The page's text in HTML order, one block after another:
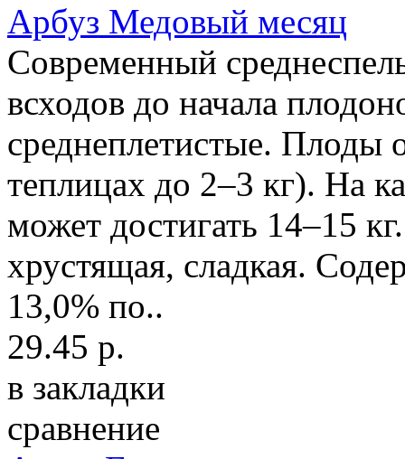
Арбуз Медовый месяц
Современный
всходов до начала
среднеплетистые. Плоды
теплицах до 2–3 кг). На
может достигать 14–15
хрустящая, сладкая.
13,0% по..
29.45 р.
в закладки
сравнение